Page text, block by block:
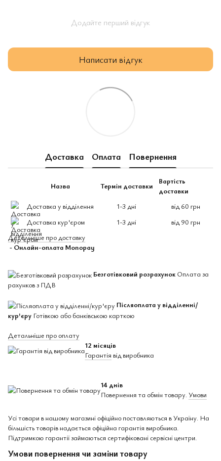
Додайте перший відгук
Написати відгук
Доставка Оплата Повернення
Назва Термін доставки
Вартість
доставки
Доставка у відділення
1-3 дні
від 60 грн
Доставка кур'єром
1-3 дні
від 90 грн
Детальніше про доставку
- Онлайн-оплата Monopay
Безготівковий розрахунок Оплата за
рахунков з ПДВ
Післяоплата у відділенні/
кур'єру Готівкою або банківською карткою
Детальніше про оплату
12 місяців
Гарантія від виробника
14 днів
Повернення та обмін товару. Умови
Усі товари в нашому магазині офіційно поставляються в Україну. На
більшість товарів надається офіційна гарантія виробника.
Підтримкою гарантії займаються сертифіковані сервісні центри.
Умови повернення чи заміни товару